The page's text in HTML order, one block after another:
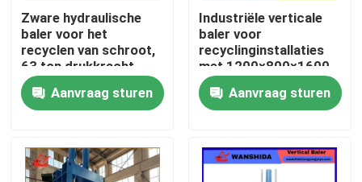
Huis
Producten
Over ons
fabriekstour
Zware hydraulische
baler voor het
recyclen van schroot,
63 ton drukkracht
Y82-63 Met 15 kW
vermogenAanvraag sturen
Industriële verticale
baler voor
recyclinginstallaties
met 1200×800×1600
mm kamer en 100×300
kg balgewicht
Aanvraag sturen